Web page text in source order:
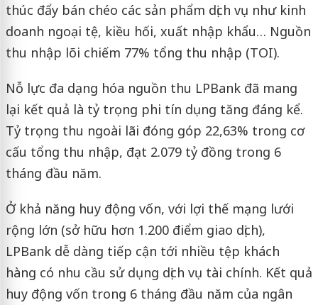
thúc đẩy bán chéo các sản phẩm dịch vụ như kinh
doanh ngoại tệ, kiều hối, xuất nhập khẩu… Nguồn
thu nhập lõi chiếm 77% tổng thu nhập (TOI).
Nỗ lực đa dạng hóa nguồn thu LPBank đã mang
lại kết quả là tỷ trọng phi tín dụng tăng đáng kể.
Tỷ trọng thu ngoài lãi đóng góp 22,63% trong cơ
cấu tổng thu nhập, đạt 2.079 tỷ đồng trong 6
tháng đầu năm.
Ở khả năng huy động vốn, với lợi thế mạng lưới
rộng lớn (sở hữu hơn 1.200 điểm giao dịch),
LPBank dễ dàng tiếp cận tới nhiều tệp khách
hàng có nhu cầu sử dụng dịch vụ tài chính. Kết quả
huy động vốn trong 6 tháng đầu năm của ngân